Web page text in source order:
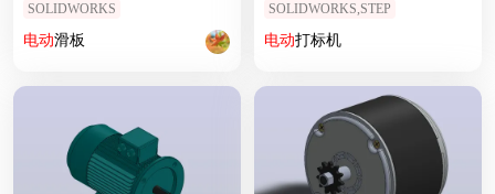
SOLIDWORKS
电动滑板
SOLIDWORKS,STEP
电动打标机